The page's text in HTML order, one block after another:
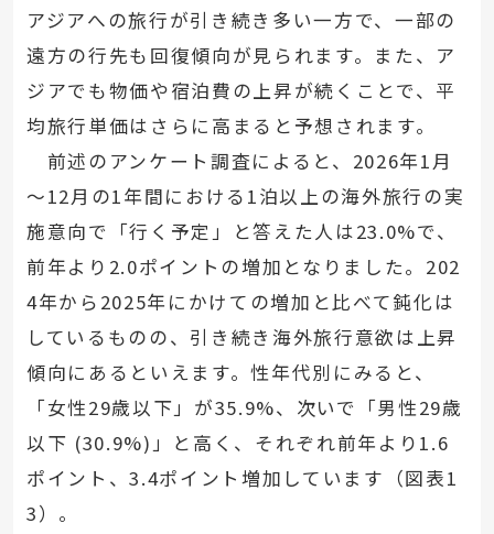
アジアへの旅行が引き続き多い一方で、一部の
遠方の行先も回復傾向が見られます。また、ア
ジアでも物価や宿泊費の上昇が続くことで、平
均旅行単価はさらに高まると予想されます。
前述のアンケート調査によると、2026年1月
～12月の1年間における1泊以上の海外旅行の実
施意向で「行く予定」と答えた人は23.0%で、
前年より2.0ポイントの増加となりました。202
4年から2025年にかけての増加と比べて鈍化は
しているものの、引き続き海外旅行意欲は上昇
傾向にあるといえます。性年代別にみると、
「女性29歳以下」が35.9%、次いで「男性29歳
以下 (30.9%)」と高く、それぞれ前年より1.6
ポイント、3.4ポイント増加しています（図表1
3）。